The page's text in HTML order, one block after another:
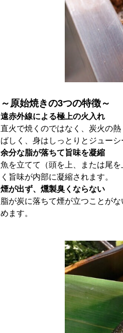
～原始焼きの3つの特徴～
遠赤外線による極上の火入れ
直火で焼くのではなく、炭火の
ばしく、身はしっとりとジューシ
余分な脂が落ちて旨味を凝縮
魚を立てて（頭を上、または尾
く旨味が内部に凝縮されます。
煙が出ず、燻製臭くならない
脂が炭に落ちて煙が立つことが
めます。